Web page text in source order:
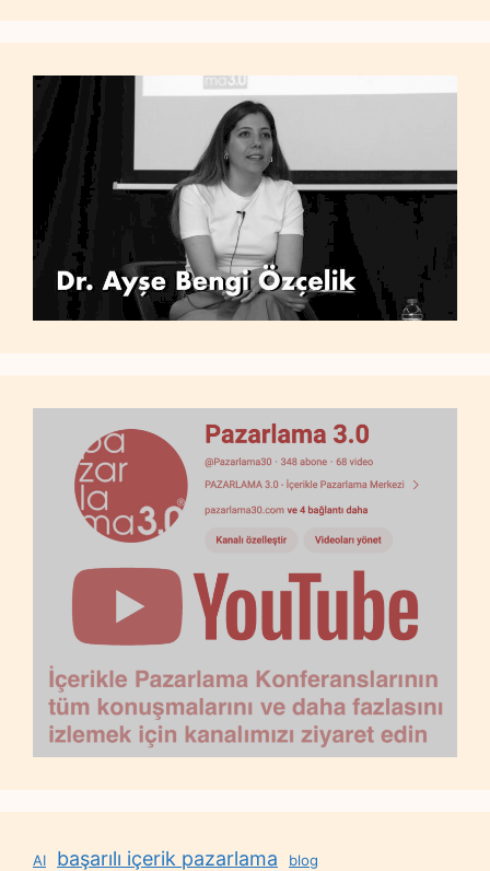
AI başarılı içerik pazarlama blog